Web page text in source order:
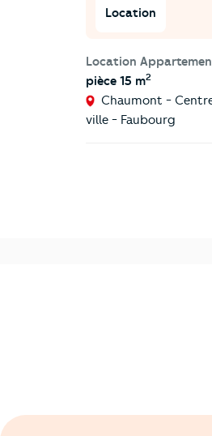
Location
Location
pièce 15 m2
Chaumont -
ville - Faubourg